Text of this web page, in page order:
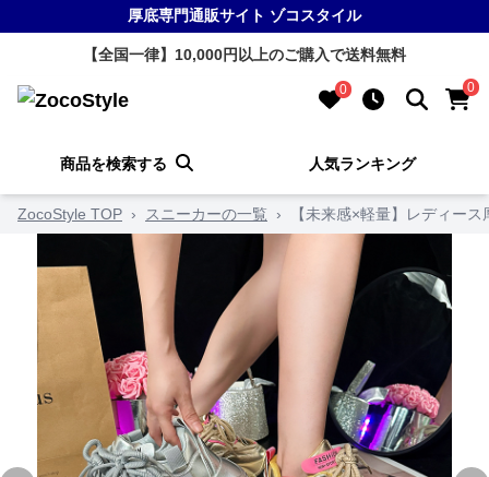
厚底専門通販サイト ゾコスタイル
【全国一律】10,000円以上のご購入で送料無料
0 0
商品を検索する 人気ランキング
ZocoStyle TOP › スニーカーの一覧 › 【未来感×軽量】レディー